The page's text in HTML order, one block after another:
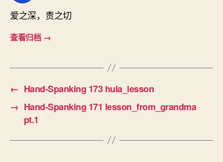
爱之深，责之切
查看归档 →
← Hand-Spanking 173 hula_lesson
→ Hand-Spanking 171 lesson_from_grandma
pt.1